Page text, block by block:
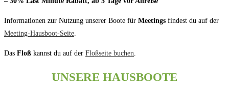
Informationen zur Nutzung unserer Boote für Meetings findest du auf der
Meeting-Hausboot-Seite.
Das Floß kannst du auf der Floßseite buchen.
UNSERE HAUSBOOTE